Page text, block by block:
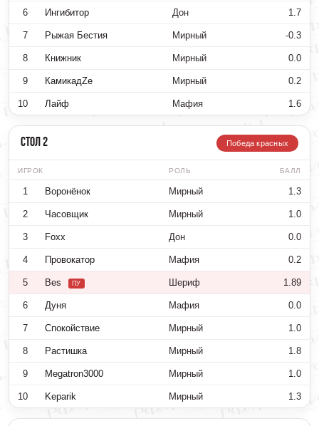
6 Ингибитор Дон 1.7
7 Рыжая Бестия Мирный -0.3
8 Книжник Мирный 0.0
9 КамикадZе Мирный 0.2
10 Лайф Мафия 1.6
Стол 2 Победа красных
ИГРОК РОЛЬ БАЛЛ
1 Воронёнок Мирный 1.3
2 Часовщик Мирный 1.0
3 Foxx Дон 0.0
4 Провокатор Мафия 0.2
5 Bes ПУ Шериф 1.89
6 Дуня Мафия 0.0
7 Спокойствие Мирный 1.0
8 Растишка Мирный 1.8
9 Megatron3000 Мирный 1.0
10 Keparik Мирный 1.3